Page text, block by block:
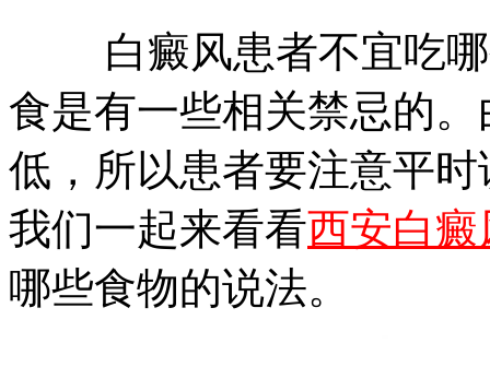
白癜风患者不宜吃哪
食是有一些相关禁忌的
低，所以患者要注意平
我们一起来看看西安白癜
哪些食物的说法。